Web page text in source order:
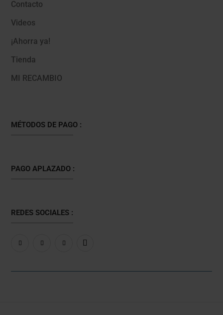
Contacto
Videos
¡Ahorra ya!
Tienda
MI RECAMBIO
MÉTODOS DE PAGO :
PAGO APLAZADO :
REDES SOCIALES :